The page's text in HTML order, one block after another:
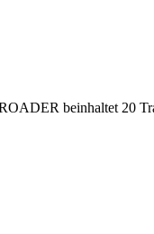
beinhaltet